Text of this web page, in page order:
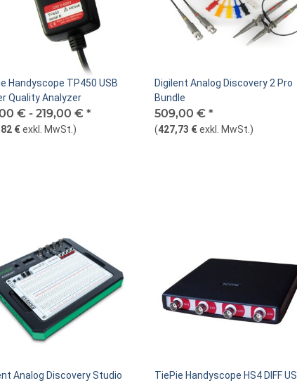
Handyscope TP450 USB
Quality Analyzer
€ - 219,00 € *
€exkl. MwSt. )
Digilent Analog Discovery 2 Pro
Bundle
509,00 € *
(427,73 €exkl. MwSt. )
Analog Discovery Studio
TiePie Handyscope HS4 DIFF